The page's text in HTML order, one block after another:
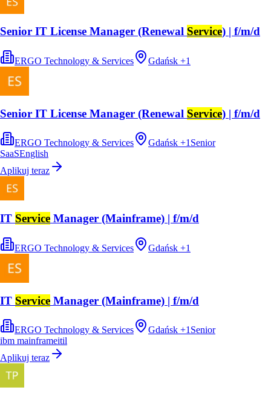
Senior IT License Manager (Renewal Service) | f/m/d
ERGO Technology & Services Gdańsk +1
Senior IT License Manager (Renewal Service) | f/m/d
ERGO Technology & Services Gdańsk +1Senior
SaaSEnglish
Aplikuj teraz
IT Service Manager (Mainframe) | f/m/d
ERGO Technology & Services Gdańsk +1
IT Service Manager (Mainframe) | f/m/d
ERGO Technology & Services Gdańsk +1 Senior
ibm mainframeitil
Aplikuj teraz